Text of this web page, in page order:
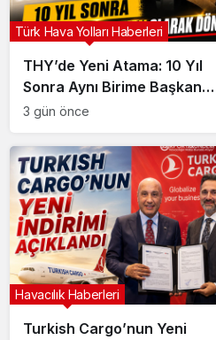
THY’de Yeni Atama: 10 Yıl
Sonra Aynı Birime Başkan
Olarak Döndü
Türk Hava Yolları Haberleri
3 gün önce
Turkish Cargo’nun Yeni
Havacılık Haberleri